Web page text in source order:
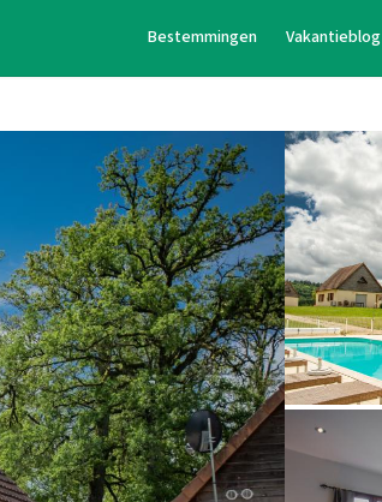
Bestemmingen Vakantieblog